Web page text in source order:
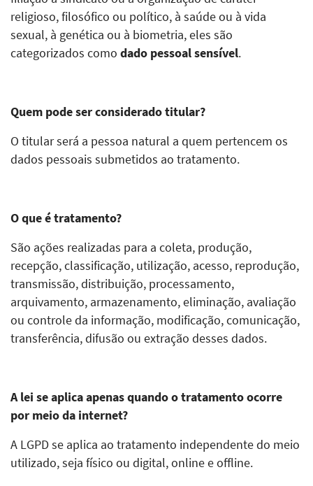
religioso, filosófico ou político, à saúde ou à vida
sexual, à genética ou à biometria, eles são
categorizados como dado pessoal sensível.
Quem pode ser considerado titular?
O titular será a pessoa natural a quem pertencem os
dados pessoais submetidos ao tratamento.
O que é tratamento?
São ações realizadas para a coleta, produção,
recepção, classificação, utilização, acesso, reprodução,
transmissão, distribuição, processamento,
arquivamento, armazenamento, eliminação, avaliação
ou controle da informação, modificação, comunicação,
transferência, difusão ou extração desses dados.
A lei se aplica apenas quando o tratamento ocorre
por meio da internet?
A LGPD se aplica ao tratamento independente do meio
utilizado, seja físico ou digital, online e offline.